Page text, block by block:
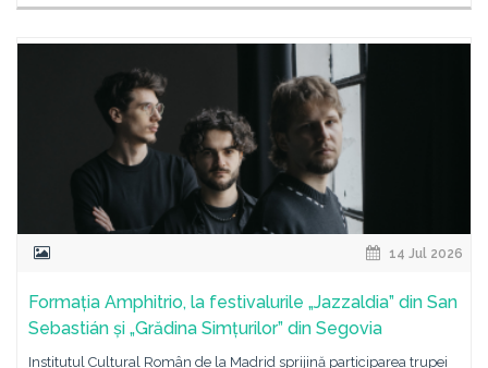
14 Jul 2026
Formația Amphitrio, la festivalurile „Jazzaldia” din San
Sebastián și „Grădina Simțurilor” din Segovia
Institutul Cultural Român de la Madrid sprijină participarea trupei